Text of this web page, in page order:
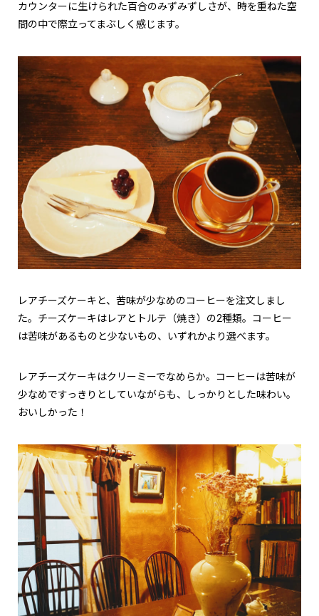
カウンターに生けられた百合のみずみずしさが、時を重ねた空
間の中で際立ってまぶしく感じます。
レアチーズケーキと、苦味が少なめのコーヒーを注文しまし
た。チーズケーキはレアとトルテ（焼き）の2種類。コーヒー
は苦味があるものと少ないもの、いずれかより選べます。
レアチーズケーキはクリーミーでなめらか。コーヒーは苦味が
少なめですっきりとしていながらも、しっかりとした味わい。
おいしかった！